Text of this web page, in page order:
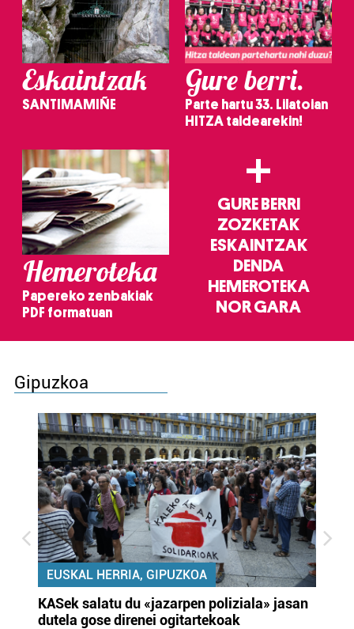
Eskaintzak
SANTIMAMIÑE
Gure berri.
Parte hartu 33. Lilatoian
HITZA taldearekin!
Hemeroteka
Papereko zenbakiak
PDF formatuan
+
GURE BERRI
ZOZKETAK
ESKAINTZAK
DENDA
HEMEROTEKA
NOR GARA
Gipuzkoa
EUSKAL HERRIA, GIPUZKOA
KASek salatu du «jazarpen poliziala» jasan
dutela gose direnei ogitartekoak